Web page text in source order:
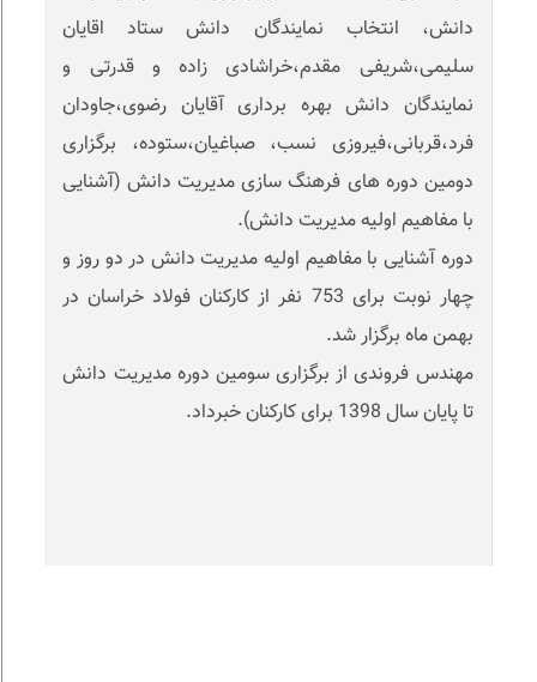
دانش، انتخاب نمایندگان دانش ستاد اقایان
سلیمی،شریفی مقدم،خراشادی زاده و قدرتی و
نمایندگان دانش بهره برداری آقایان رضوی،جاودان
فرد،قربانی،فیروزی نسب، صباغیان،ستوده، برگزاری
دومین دوره های فرهنگ سازی مدیریت دانش (آشنایی
با مفاهیم اولیه مدیریت دانش).
دوره آشنایی با مفاهیم اولیه مدیریت دانش در دو روز و
چهار نوبت برای 753 نفر از کارکنان فولاد خراسان در
بهمن ماه برگزار شد.
مهندس فروندی از برگزاری سومین دوره مدیریت دانش
تا پایان سال 1398 برای کارکنان خبرداد.